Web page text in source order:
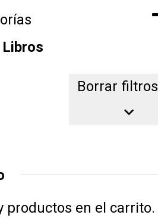
Libros
Borrar filtros
productos en el carrito.